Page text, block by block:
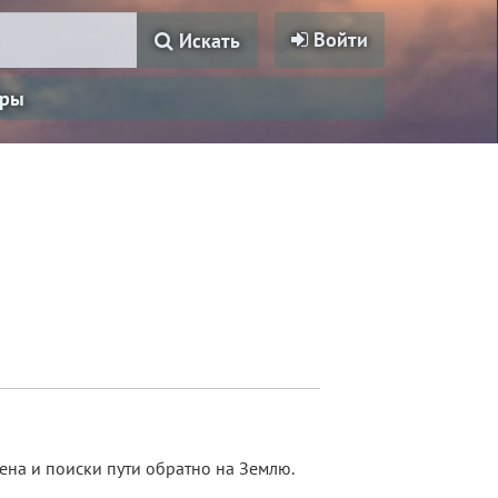
Войти
Искать
и поиски пути обратно на Землю.